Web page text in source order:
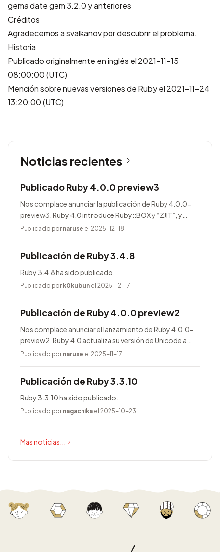
gema date gem 3.2.0 y anteriores
Créditos
Agradecemos asvalkanovpor descubrir el problema.
Historia
Publicado originalmente en inglés el 2021-11-15
08:00:00 (UTC)
Mención sobre nuevas versiones de Ruby el 2021-11-24
13:20:00 (UTC)
Noticias recientes
Publicado Ruby 4.0.0 preview3
Nos complace anunciar la publicación de Ruby 4.0.0-
preview3. Ruby 4.0 introduce Ruby::BOX y “ZJIT”, y
agrega muchas mejoras.
Publicado por naruse el 2025-12-18
Publicación de Ruby 3.4.8
Ruby 3.4.8 ha sido publicado.
Publicado por k0kubun el 2025-12-17
Publicación de Ruby 4.0.0 preview2
Nos complace anunciar el lanzamiento de Ruby 4.0.0-
preview2. Ruby 4.0 actualiza su versión de Unicode a
17.0.0, entre otras novedades.
Publicado por naruse el 2025-11-17
Publicación de Ruby 3.3.10
Ruby 3.3.10 ha sido publicado.
Publicado por nagachika el 2025-10-23
Más noticias...